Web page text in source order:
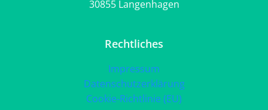
30855 Langenhagen
Rechtliches
Impressum
Datenschutzerklärung
Cookie-Richtlinie (EU)